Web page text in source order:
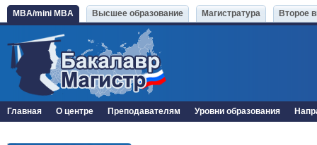
MBA/mini MBA Высшее образование Магистратура Второе
Главная О центре Преподавателям Уровни образования